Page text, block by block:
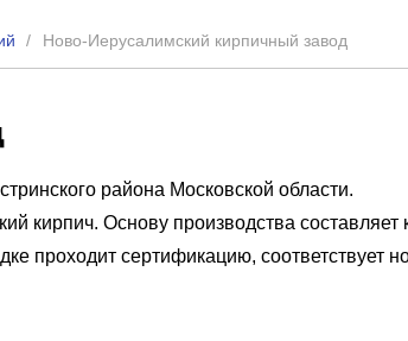
Ново-Иерусалимский кирпичный завод
района Московской области.
кирпич. Основу производства составляет
проходит сертификацию, соответствует